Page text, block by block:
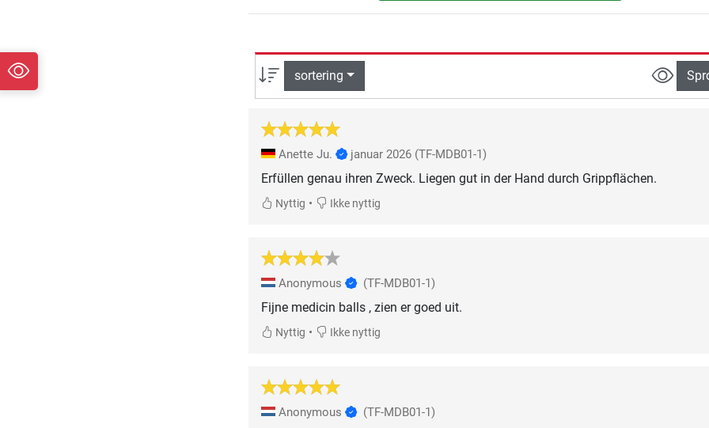
sortering
Anette Ju. januar 2026 (TF-MDB01-1)
Nyttig • Ikke nyttig
Anonymous (TF-MDB01-1)
Fijne medicin balls , zien er goed uit.
Nyttig • Ikke nyttig
Anonymous (TF-MDB01-1)